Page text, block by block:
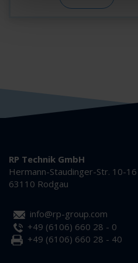
RP Technik GmbH
Hermann-Staudinger-Str. 10-16
63110 Rodgau
info@rp-group.com
+49 (6106) 660 28 - 0
+49 (6106) 660 28 - 40